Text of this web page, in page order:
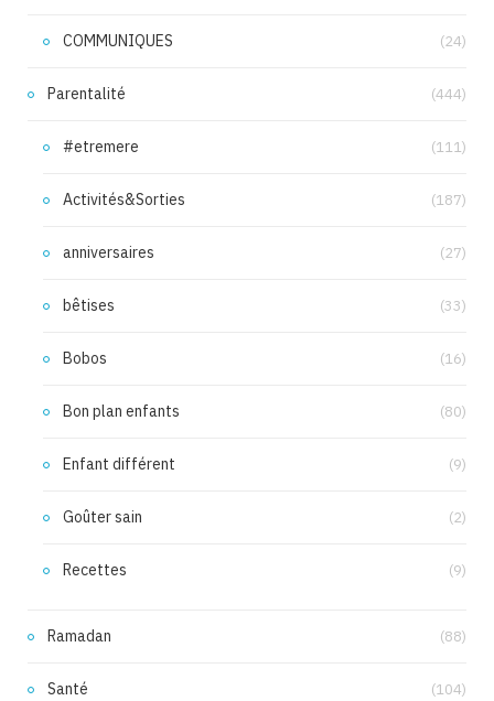
COMMUNIQUES (24)
Parentalité (444)
#etremere (111)
Activités&Sorties (187)
anniversaires (27)
bêtises (33)
Bobos (16)
Bon plan enfants (80)
Enfant différent (9)
Goûter sain (2)
Recettes (9)
Ramadan (88)
Santé (104)